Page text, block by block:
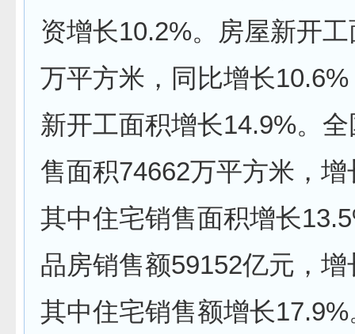
资增长10.2%。房屋新开
万平方米，同比增长
新开工面积增长14.9%。
售面积74662万平方米，
其中住宅销售面积增长
品房销售额59152亿元，
其中住宅销售额增长